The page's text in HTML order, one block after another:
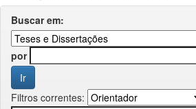
Buscar em:
por
Filtros correntes: